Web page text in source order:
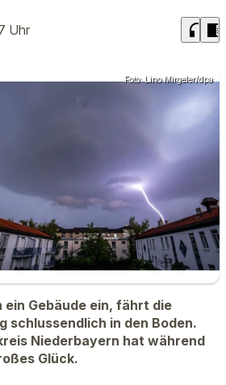
Uhr headphones chrome_reader_mode
Foto: Lino Mirgeler/dpa
ein Gebäude ein, fährt die
schlussendlich in den Boden.
Niederbayern hat während
Glück.